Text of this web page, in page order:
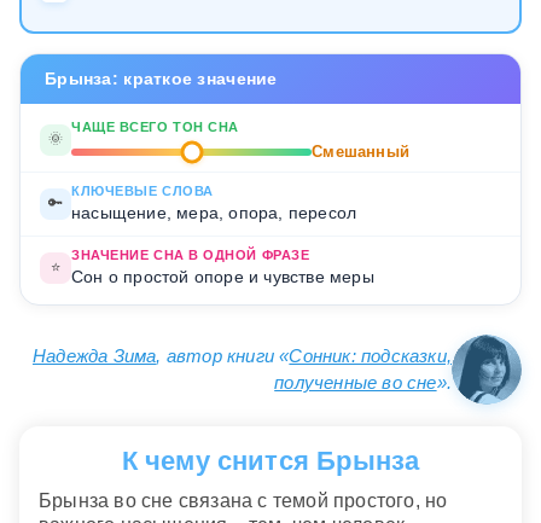
Брынза: краткое значение
🌞
ЧАЩЕ ВСЕГО ТОН СНА
Смешанный
🔑
КЛЮЧЕВЫЕ СЛОВА
насыщение, мера, опора, пересол
⭐
ЗНАЧЕНИЕ СНА В ОДНОЙ ФРАЗЕ
Сон о простой опоре и чувстве меры
Надежда Зима, автор книги «Сонник: подсказки,
полученные во сне».
К чему снится Брынза
Брынза во сне связана с темой простого, но